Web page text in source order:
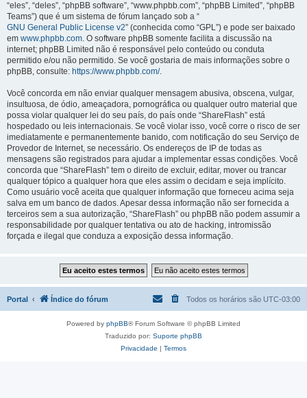
“eles”, “deles”, “phpBB software”, “www.phpbb.com”, “phpBB Limited”, “phpBB
Teams”) que é um sistema de fórum lançado sob a “
GNU General Public License v2” (conhecida como “GPL”) e pode ser baixado
em www.phpbb.com. O software phpBB somente facilita a discussão na
internet; phpBB Limited não é responsável pelo conteúdo ou conduta
permitido e/ou não permitido. Se você gostaria de mais informações sobre o
phpBB, consulte: https://www.phpbb.com/.
Você concorda em não enviar qualquer mensagem abusiva, obscena, vulgar,
insultuosa, de ódio, ameaçadora, pornográfica ou qualquer outro material que
possa violar qualquer lei do seu país, do país onde “ShareFlash” está
hospedado ou leis internacionais. Se você violar isso, você corre o risco de ser
imediatamente e permanentemente banido, com notificação do seu Serviço de
Provedor de Internet, se necessário. Os endereços de IP de todas as
mensagens são registrados para ajudar a implementar essas condições. Você
concorda que “ShareFlash” tem o direito de excluir, editar, mover ou trancar
qualquer tópico a qualquer hora que eles assim o decidam e seja implícito.
Como usuário você aceita que qualquer informação que forneceu acima seja
salva em um banco de dados. Apesar dessa informação não ser fornecida a
terceiros sem a sua autorização, “ShareFlash” ou phpBB não podem assumir a
responsabilidade por qualquer tentativa ou ato de hacking, intromissão
forçada e ilegal que conduza a exposição dessa informação.
Portal Índice do fórum Todos os horários são UTC-03:00
Powered by phpBB® Forum Software © phpBB Limited
Traduzido por: Suporte phpBB
Privacidade | Termos